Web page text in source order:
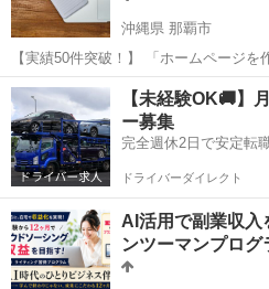
沖縄県 那覇市
【実績50件突破！】 「ホームページを作りたいけれど、お金はかけら
れない…」​ という方向けのサービスを始めました。
する金城が、98,000円からの低価格で
制作を提...
沖縄 那覇市 ホームページ作成
【未経験OK🚚】
ー募集
完全週休2日で安定転
ドライバーダイレクト
AI活用で副業収入
ンツーマンプログ